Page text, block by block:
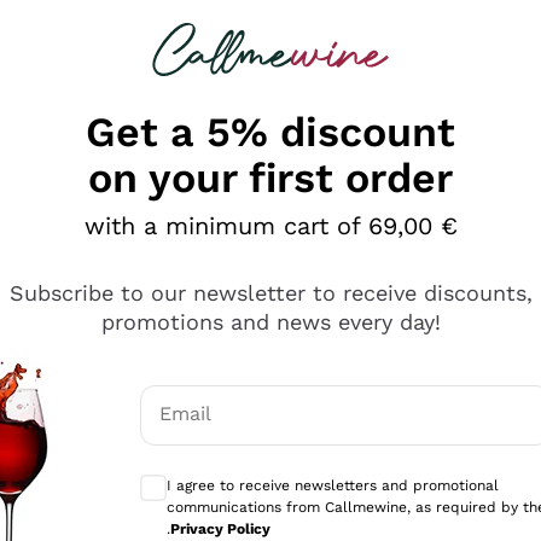
looking for
è male ma secondo me ci sono alternative che
Get a 5% discount
on your first order
with a minimum cart of 69,00 €
Subscribe to our newsletter to receive discounts,
promotions and news every day!
Email
I agree to receive newsletters and promotional
communications from Callmewine, as required by
.Privacy Policy